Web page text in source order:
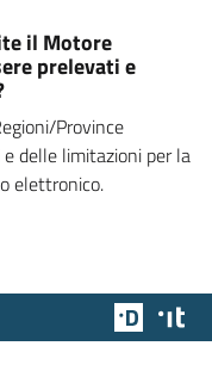
il Motore
prelevati e
Province
delle limitazioni per la
elettronico.
Team